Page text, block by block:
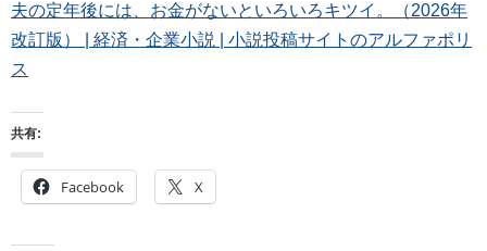
夫の定年後には、お金がないといろいろキツイ。（2026年
改訂版） | 経済・企業小説 | 小説投稿サイトのアルファポリ
ス
共有:
Facebook X